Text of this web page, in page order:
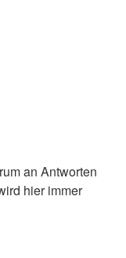
an Antworten
hier immer